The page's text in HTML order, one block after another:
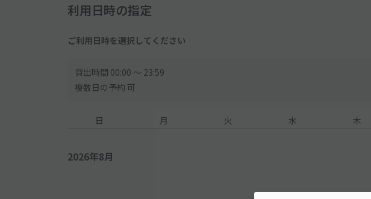
利用日時の指定
ご利用日時を選択してください
貸出時間 00:00 〜 23:59
複数日の予約 可
日 月 火 水 木
2026年8月